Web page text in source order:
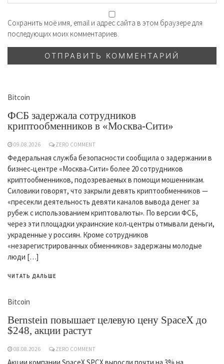
Сохранить моё имя, email и адрес сайта в этом браузере для
последующих моих комментариев.
Bitcoin
ФСБ задержала сотрудников
криптообменников в «Москва-Сити»
09.08.2026 ZERO COMMENT
Федеральная служба безопасности сообщила о задержании в
бизнес‑центре «Москва‑Сити» более 20 сотрудников
криптообменников, подозреваемых в помощи мошенникам.
Силовики говорят, что закрыли девять криптообменников —
«пресекли деятельность девяти каналов вывода денег за
рубеж с использованием криптовалюты». По версии ФСБ,
через эти площадки украинские кол‑центры отмывали деньги,
украденные у россиян. Кроме сотрудников
«незарегистрированных обменников» задержаны молодые
люди […]
ЧИТАТЬ ДАЛЬШЕ
Bitcoin
Bernstein повышает целевую цену SpaceX до
$248, акции растут
08.08.2026 ZERO COMMENT